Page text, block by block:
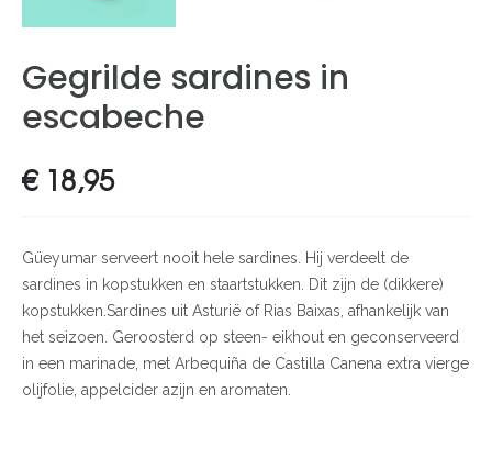
Gegrilde sardines in
escabeche
€18,95
Güeyumar serveert nooit hele sardines. Hij verdeelt de
sardines in kopstukken en staartstukken. Dit zijn de (dikkere)
kopstukken.Sardines uit Asturië of Rias Baixas, afhankelijk van
het seizoen. Geroosterd op steen- eikhout en geconserveerd
in een marinade, met Arbequiña de Castilla Canena extra vierge
olijfolie, appelcider azijn en aromaten.